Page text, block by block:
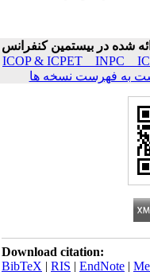
شده در بیستمین کنفرانس
ICOP & ICPET _ INPC _
به فهرست نسخه ها
Download citation:
BibTeX|RIS|EndNote|